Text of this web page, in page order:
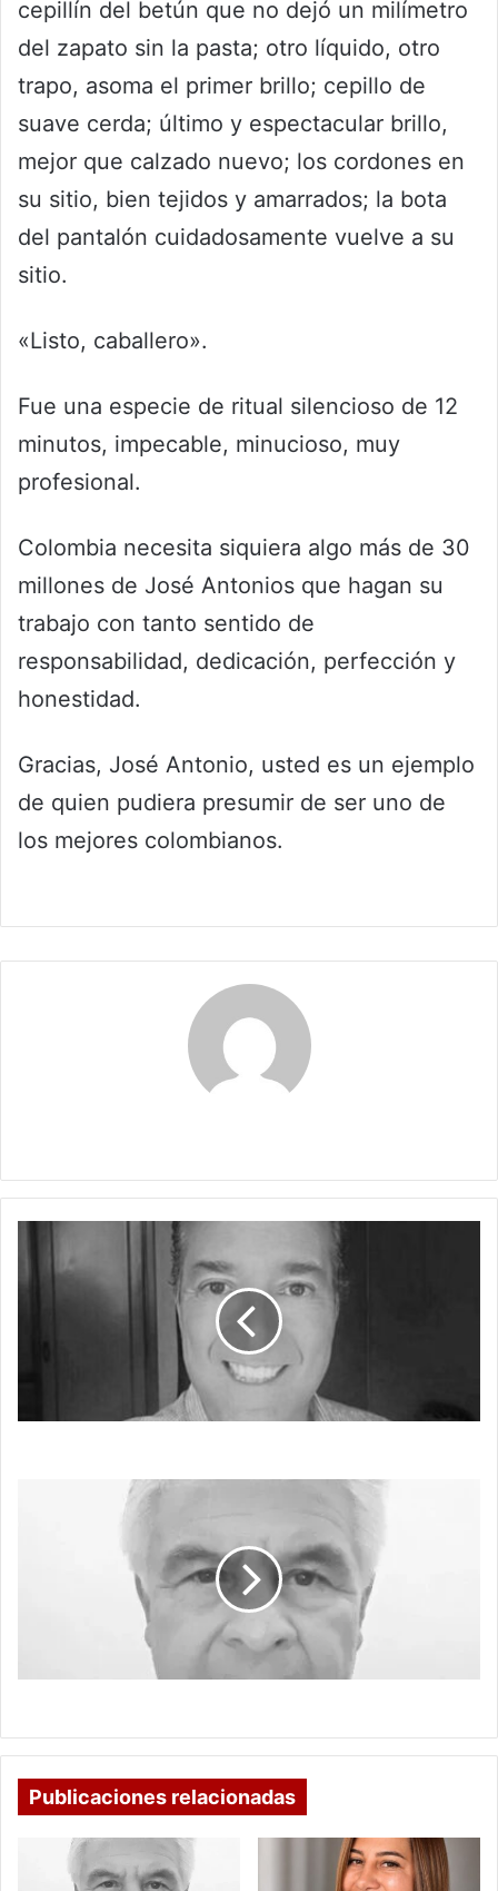
cepillín del betún que no dejó un milímetro
del zapato sin la pasta; otro líquido, otro
trapo, asoma el primer brillo; cepillo de
suave cerda; último y espectacular brillo,
mejor que calzado nuevo; los cordones en
su sitio, bien tejidos y amarrados; la bota
del pantalón cuidadosamente vuelve a su
sitio.
«Listo, caballero».
Fue una especie de ritual silencioso de 12
minutos, impecable, minucioso, muy
profesional.
Colombia necesita siquiera algo más de 30
millones de José Antonios que hagan su
trabajo con tanto sentido de
responsabilidad, dedicación, perfección y
honestidad.
Gracias, José Antonio, usted es un ejemplo
de quien pudiera presumir de ser uno de
los mejores colombianos.
Publicaciones relacionadas